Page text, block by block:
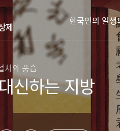
제
한국인의 일생
차와 풍습
신하는 지방